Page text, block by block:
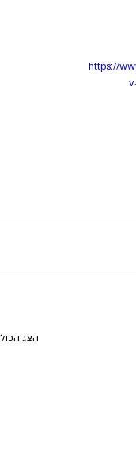
https://
הצג הכול